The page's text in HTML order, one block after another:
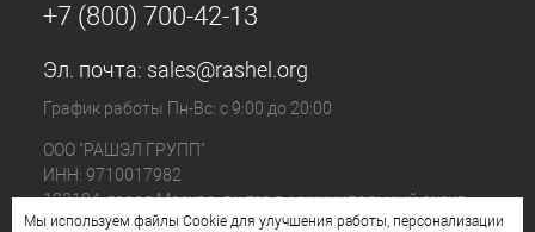
+7 (800) 700-42-13
Эл. почта: sales@rashel.org
График работы Пн-Вс: с 9:00 до 20:00
ООО "РАШЭЛ ГРУПП"
ИНН: 9710017982
123104, город Москва, вн.тер.г. муниципальный округ
Пресненский, ул. Большая Бронная, д. 23 стр. 1, этаж 4
Мы используем файлы Cookie для улучшения работы, персонализации